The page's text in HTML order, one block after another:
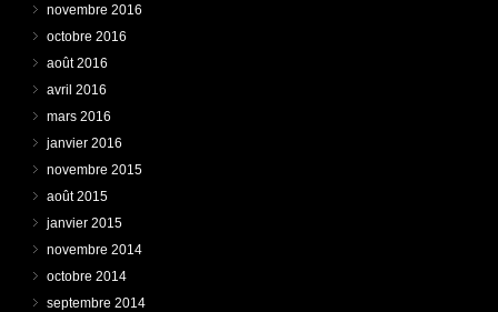
novembre 2016
octobre 2016
août 2016
avril 2016
mars 2016
janvier 2016
novembre 2015
août 2015
janvier 2015
novembre 2014
octobre 2014
septembre 2014